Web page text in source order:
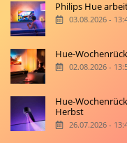
Philips Hue
03.08.2026 -
Hue-
02.08.2026 -
Hue-
Herbst
26.07.2026 -